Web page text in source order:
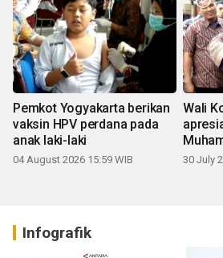
Pemkot Yogyakarta berikan
vaksin HPV perdana pada
anak laki-laki
04 August 2026 15:59 WIB
Wali
30 July
Infografik